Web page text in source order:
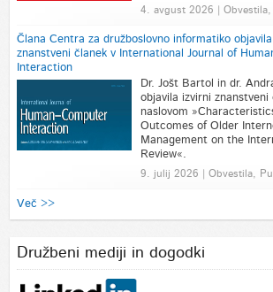
4. avgust 2026 |
Člana Centra za družboslovno informatiko
znanstveni članek v International Journal of
Interaction
Dr. Jošt Bartol in dr.
objavila izvirni znanstveni
naslovom
Outcomes of Older
Management on the
Review«.
9. julij 2026 | Obvestila,
Več >>
Družbeni mediji in dogodki